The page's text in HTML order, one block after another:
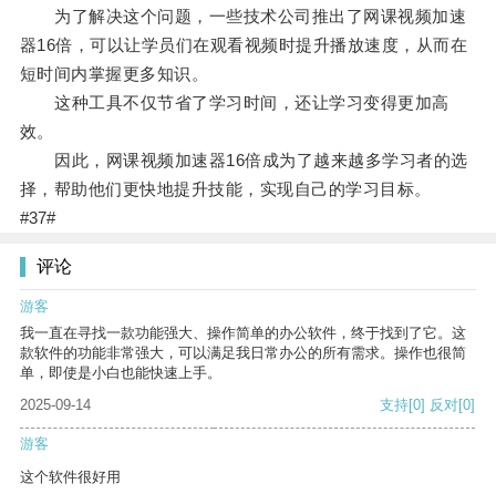
为了解决这个问题，一些技术公司推出了网课视频加速
器16倍，可以让学员们在观看视频时提升播放速度，从而在
短时间内掌握更多知识。
这种工具不仅节省了学习时间，还让学习变得更加高
效。
因此，网课视频加速器16倍成为了越来越多学习者的选
择，帮助他们更快地提升技能，实现自己的学习目标。
#37#
评论
游客
我一直在寻找一款功能强大、操作简单的办公软件，终于找到了它。这
款软件的功能非常强大，可以满足我日常办公的所有需求。操作也很简
单，即使是小白也能快速上手。
2025-09-14
支持[0] 反对[0]
游客
这个软件很好用